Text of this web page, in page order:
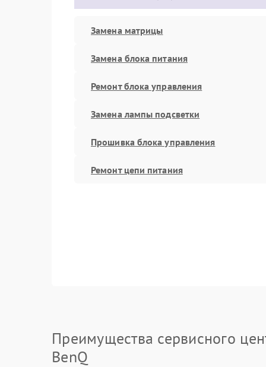
Замена матрицы
Замена блока питания
Ремонт блока управления
Замена лампы подсветки
Прошивка блока управления
Ремонт цепи питания
Преимущества сервисного
BenQ